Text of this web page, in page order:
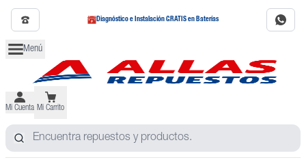
Diagnóstico e Instalación GRATIS en Baterías
Menú
Mi Cuenta Mi Carrito